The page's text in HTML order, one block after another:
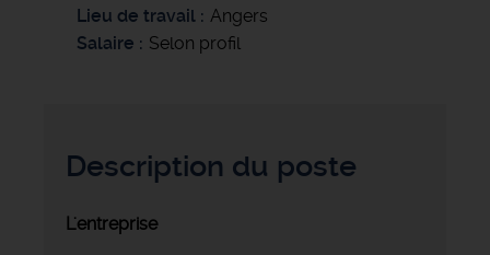
Lieu de travail
Angers
Salaire
Selon profil
Description du poste
L'entreprise